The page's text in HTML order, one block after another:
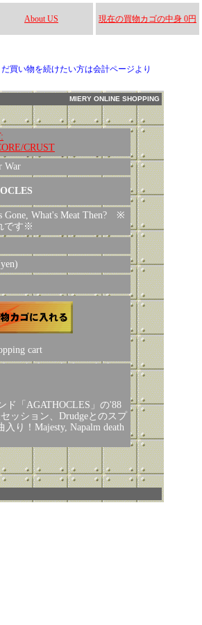
About US 現在の買物カゴの中身 0円
買い物を続けたい方は会計ページより
MIERY ONLINE SHOPPING
CRUST
War
Gone, What's Meat Then? ※
です※
cart
ド「AGATHOCLES」の'88
ッション、Drudgeとのスプ
り！Majesty, Napalm death